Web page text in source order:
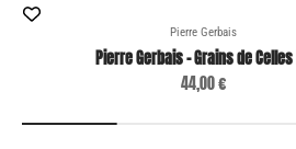
Pierre Gerbais
Pierre Gerbais - Grains de Celles
Prix de vente
44,00 €